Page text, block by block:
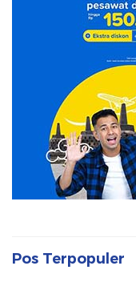
Pos Terpopuler